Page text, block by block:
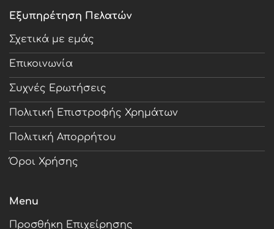
Εξυπηρέτηση Πελατών
Σχετικά με εμάς
Επικοινωνία
Συχνές Ερωτήσεις
Πολιτική Επιστροφής Χρημάτων
Πολιτική Απορρήτου
Όροι Χρήσης
Menu
Προσθήκη Επιχείρησης